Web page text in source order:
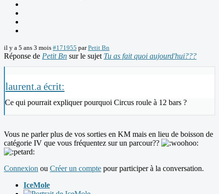
il y a 5 ans 3 mois #171955 parPetit Bn
Réponse de Petit Bn sur le sujet Tu as fait quoi aujourd'hui???
laurent.a écrit:
Ce qui pourrait expliquer pourquoi Circus roule à 12 bars ?
Vous ne parler plus de vos sorties en KM mais en lieu de boisson de
catégorie IV que vous fréquentez sur un parcour??
Connexion ou Créer un compte pour participer à la conversation.
IceMole